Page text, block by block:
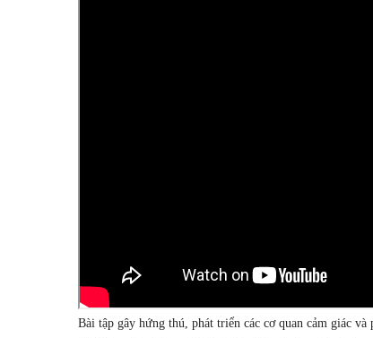
Bài tập gây hứng thú, phát triển các cơ quan cảm giác